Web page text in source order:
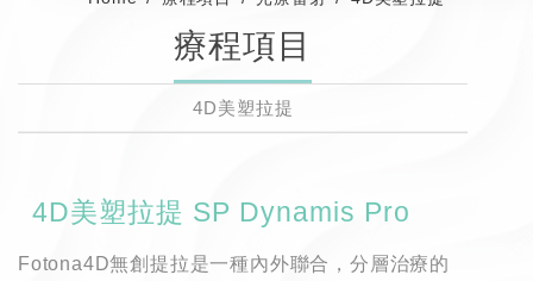
療程項目
4D美塑拉提
4D美塑拉提 SP Dynamis Pro
Fotona4D無創提拉是一種內外聯合，分層治療的